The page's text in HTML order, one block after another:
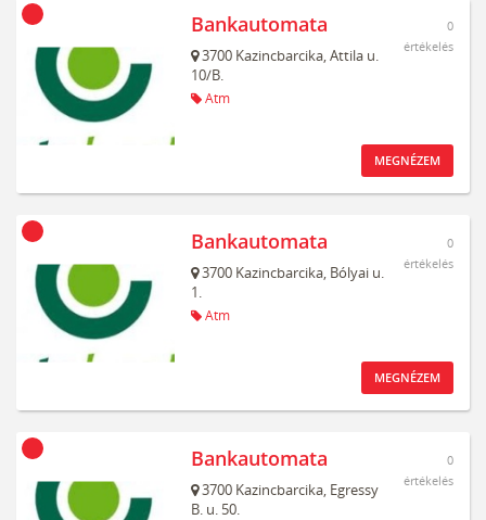
Bankautomata
3700 Kazincbarcika,Attila u.
10/B.
Atm
0
értékelés
MEGNÉZEM
Bankautomata
3700 Kazincbarcika, Bólyai u.
1.
Atm
0
értékelés
MEGNÉZEM
Bankautomata
3700 Kazincbarcika, Egressy
B. u. 50.
0
értékelés